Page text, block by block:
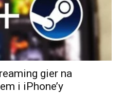
gier na
i iPhone’y